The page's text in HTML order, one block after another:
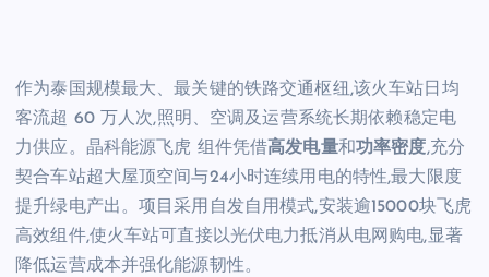
作为泰国规模最大、最关键的铁路交通枢纽,该火车站日均
客流超 60 万人次,照明、空调及运营系统长期依赖稳定电
力供应。晶科能源飞虎 组件凭借高发电量和功率密度,充分
契合车站超大屋顶空间与24小时连续用电的特性,最大限度
提升绿电产出。项目采用自发自用模式,安装逾15000块飞虎
高效组件,使火车站可直接以光伏电力抵消从电网购电,显著
降低运营成本并强化能源韧性。